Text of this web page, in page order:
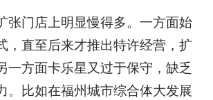
张门店上明显慢得多。一方面始
，直至后来才推出特许经营，扩
一方面卡乐星又过于保守，缺乏
。比如在福州城市综合体大发展